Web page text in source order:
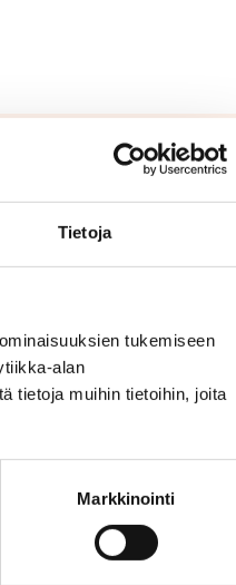
Tietoja
tukemiseen
alan
tietoja muihin tietoihin, joita
Markkinointi
Bank Oyj,